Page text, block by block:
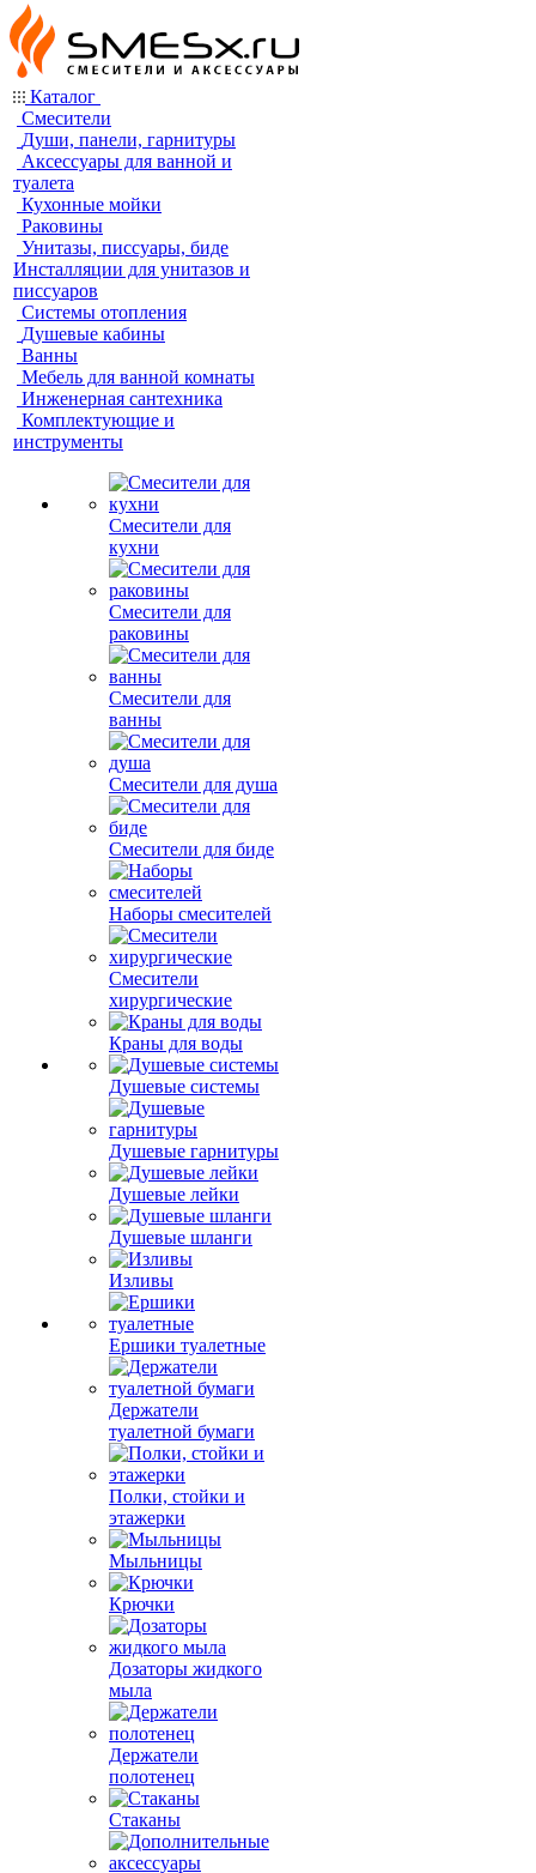
Каталог
Смесители
Души, панели, гарнитуры
Аксессуары для ванной и
туалета
Кухонные мойки
Раковины
Унитазы, писсуары, биде
Инсталляции для унитазов и
писсуаров
Системы отопления
Душевые кабины
Ванны
Мебель для ванной комнаты
Инженерная сантехника
Комплектующие и
инструменты
Смесители для
кухни
Смесители для
раковины
Смесители для
ванны
Смесители для душа
Смесители для биде
Наборы смесителей
Смесители
хирургические
Краны для воды
Душевые системы
Душевые гарнитуры
Душевые лейки
Душевые шланги
Изливы
Ершики туалетные
Держатели
туалетной бумаги
Полки, стойки и
этажерки
Мыльницы
Крючки
Дозаторы жидкого
мыла
Держатели
полотенец
Стаканы